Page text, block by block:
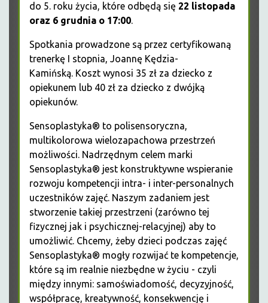
do 5. roku życia, które odbędą się 22 listopada
oraz 6 grudnia o 17:00.
Spotkania prowadzone są przez certyfikowaną
trenerkę I stopnia, Joannę Kędzia-
Kamińską. Koszt wynosi 35 zł za dziecko z
opiekunem lub 40 zł za dziecko z dwójką
opiekunów.
Sensoplastyka® to polisensoryczna,
multikolorowa wielozapachowa przestrzeń
możliwości. Nadrzędnym celem marki
Sensoplastyka® jest konstruktywne wspieranie
rozwoju kompetencji intra- i inter-personalnych
uczestników zajęć. Naszym zadaniem jest
stworzenie takiej przestrzeni (zarówno tej
fizycznej jak i psychicznej-relacyjnej) aby to
umożliwić. Chcemy, żeby dzieci podczas zajęć
Sensoplastyka® mogły rozwijać te kompetencje,
które są im realnie niezbędne w życiu - czyli
między innymi: samoświadomość, decyzyjność,
współpracę, kreatywność, konsekwencję i